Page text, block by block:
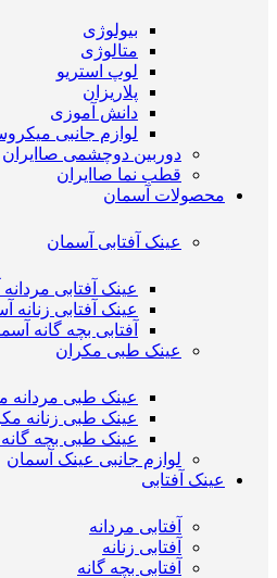
بیولوژی
متالوژی
لوپ استریو
پلاریزان
دانش آموزی
لوازم جانبی
دوربین دوچشمی صاایران
قطب نما صاایران
محصولات آسمان
عینک آفتابی آسمان
عینک آفتابی
عینک آفتابی زنانه
آفتابی بچه گانه
عینک طبی مکران
عینک طبی مردانه
عینک طبی زنانه
عینک طبی بچه
لوازم جانبی عینک آسمان
عینک آفتابی
آفتابی مردانه
آفتابی زنانه
آفتابی بچه گانه